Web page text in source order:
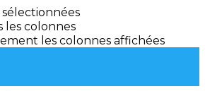
colonnes
les colonnes affichées